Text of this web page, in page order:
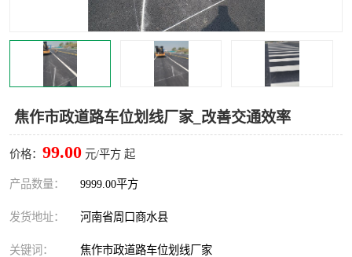
焦作市政道路车位划线厂家_改善交通效率
价格： 99.00 元/平方 起
产品数量： 9999.00平方
发货地址： 河南省周口商水县
关键词： 焦作市政道路车位划线厂家